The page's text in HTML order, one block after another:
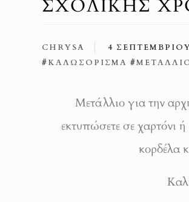
ΣΧΟΛΙΚΉΣ
CHRYSA 4
#ΚΑΛΩΣΌΡΙΣΜΑ #
Μετάλλιο για την
εκτυπώσετε σε χαρτόνι
κορδέλα